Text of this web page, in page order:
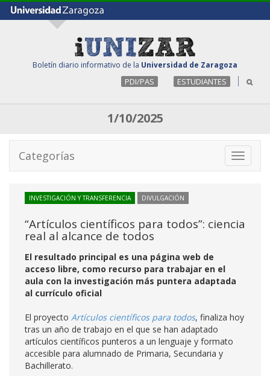
Boletín diario informativo de la Universidad de Zaragoza
PDI/PAS ESTUDIANTES
1/10/2025
Toggle
Categorías
INVESTIGACIÓN Y TRANSFERENCIA DIVULGACIÓN
“Artículos científicos para todos”: ciencia
real al alcance de todos
El resultado principal es una página web de
acceso libre, como recurso para trabajar en el
aula con la investigación más puntera adaptada
al currículo oficial
El proyecto Artículos científicos para todos, finaliza hoy
tras un año de trabajo en el que se han adaptado
artículos científicos punteros a un lenguaje y formato
accesible para alumnado de Primaria, Secundaria y
Bachillerato.